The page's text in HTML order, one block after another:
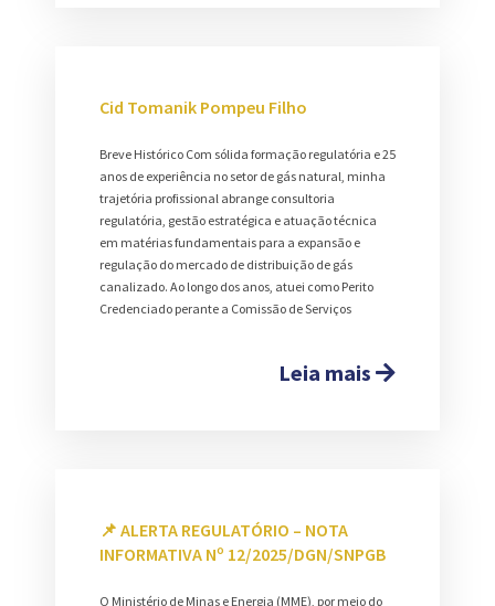
Cid Tomanik Pompeu Filho
Breve Histórico Com sólida formação regulatória e 25
anos de experiência no setor de gás natural, minha
trajetória profissional abrange consultoria
regulatória, gestão estratégica e atuação técnica
em matérias fundamentais para a expansão e
regulação do mercado de distribuição de gás
canalizado. Ao longo dos anos, atuei como Perito
Credenciado perante a Comissão de Serviços
Leia mais
📌 ALERTA REGULATÓRIO – NOTA
INFORMATIVA Nº 12/2025/DGN/SNPGB
O Ministério de Minas e Energia (MME), por meio do